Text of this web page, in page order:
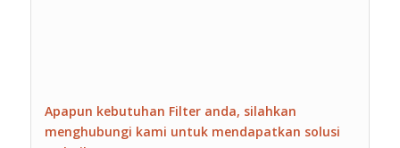
Apapun kebutuhan Filter anda, silahkan
menghubungi kami untuk mendapatkan solusi